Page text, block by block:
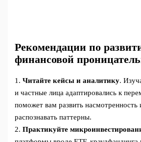
Рекомендации по
финансовой
1.Читайте кейсы и аналитику.
и частные лица адаптировались к
поможет вам развить насмотренность
распознавать паттерны.
2.Практикуйте